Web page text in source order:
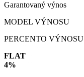
Garantovaný výnos
MODEL VÝNOSU
PERCENTO VÝNOSU
FLAT
4%